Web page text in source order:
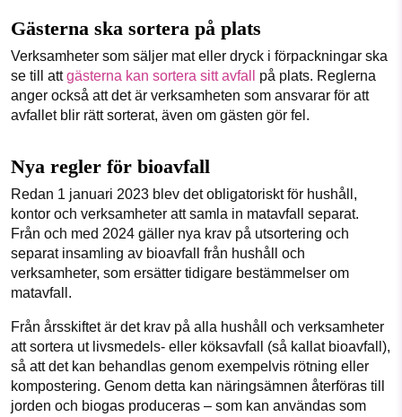
Gästerna ska sortera på plats
Verksamheter som säljer mat eller dryck i förpackningar ska
se till attgästerna kan sortera sitt avfall
på plats. Reglerna
anger också att det är verksamheten som ansvarar för att
avfallet blir rätt sorterat, även om gästen gör fel.
Nya regler för bioavfall
Redan 1 januari 2023 blev det obligatoriskt för hushåll,
kontor och verksamheter att samla in matavfall separat.
Från och med 2024 gäller nya krav på utsortering och
separat insamling av bioavfall från hushåll och
verksamheter, som ersätter tidigare bestämmelser om
matavfall.
Från årsskiftet är det krav på alla hushåll och verksamheter
att sortera ut livsmedels- eller köksavfall (så kallat bioavfall),
så att det kan behandlas genom exempelvis rötning eller
kompostering. Genom detta kan näringsämnen återföras till
jorden och biogas produceras – som kan användas som